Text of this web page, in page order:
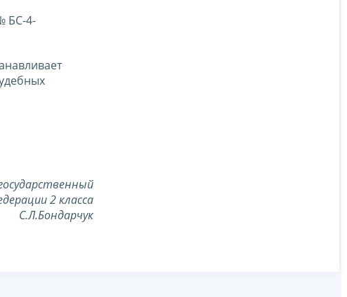
БС-4-
2 класса
С.Л.Бондарчук